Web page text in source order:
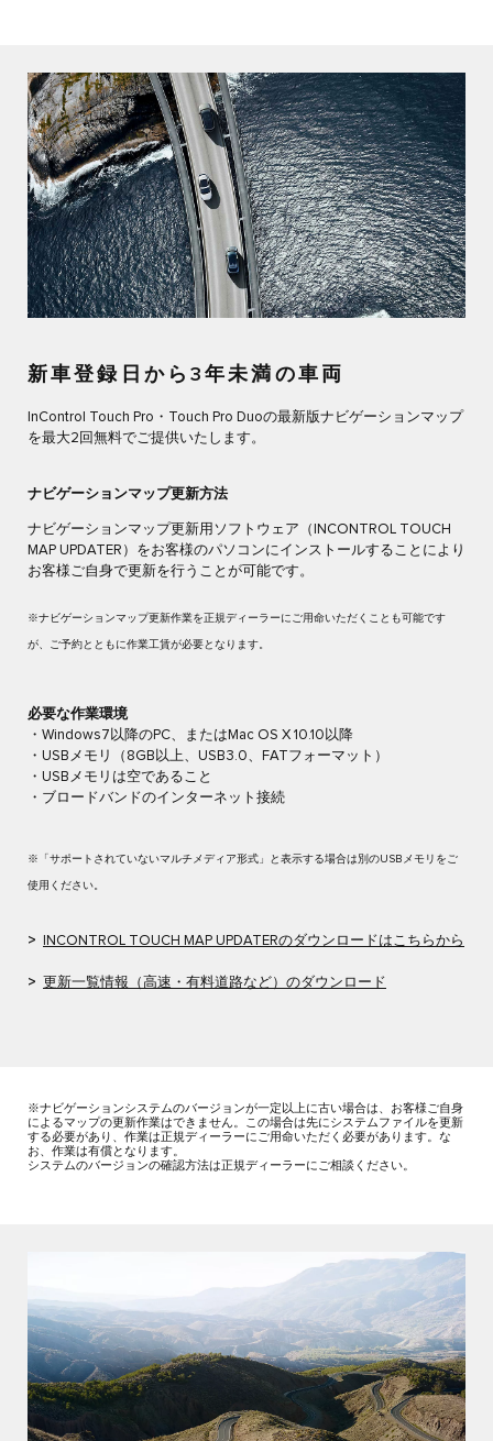
新車登録日から3年未満の車両
InControl Touch Pro・Touch Pro Duoの最新版ナビゲーションマップ
を最大2回無料でご提供いたします。
ナビゲーションマップ更新方法
ナビゲーションマップ更新用ソフトウェア（INCONTROL TOUCH
MAP UPDATER）をお客様のパソコンにインストールすることにより
お客様ご自身で更新を行うことが可能です。
※ナビゲーションマップ更新作業を正規ディーラーにご用命いただくことも可能です
が、ご予約とともに作業工賃が必要となります。
必要な作業環境​
・Windows7以降のPC、またはMac OS X 10.10以降​
・USBメモリ（8GB以上、USB3.0、FATフォーマット）​
・USBメモリは空であること​
・ブロードバンドのインターネット接続​
※「サポートされていないマルチメディア形式」と表示する場合は別のUSBメモリをご
使用ください。
> INCONTROL TOUCH MAP UPDATERのダウンロードはこちらから
> 更新一覧情報（高速・有料道路など）のダウンロード
※ナビゲーションシステムのバージョンが一定以上に古い場合は、お客様ご自身
によるマップの更新作業はできません。この場合は先にシステムファイルを更新
する必要があり、作業は正規ディーラーにご用命いただく必要があります。な
お、作業は有償となります。
システムのバージョンの確認方法は正規ディーラーにご相談ください。